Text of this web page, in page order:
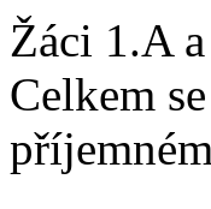
Žáci 1.A
Celkem